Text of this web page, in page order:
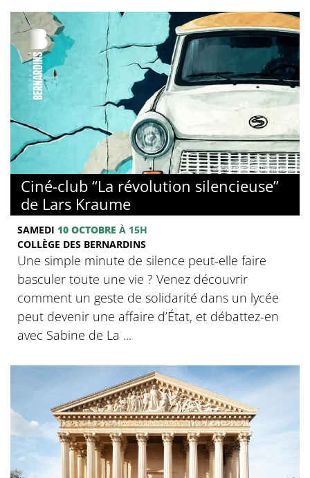
© Collège des Bernardins
Ciné-club “La révolution silencieuse”
de Lars Kraume
SAMEDI 10 OCTOBRE À 15H
COLLÈGE DES BERNARDINS
Une simple minute de silence peut-elle faire
basculer toute une vie ? Venez découvrir
comment un geste de solidarité dans un lycée
peut devenir une affaire d’État, et débattez-en
avec Sabine de La ...